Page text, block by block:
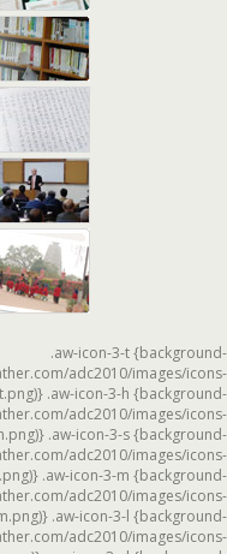
.aw-icon-3-t {background-
adc2010/images/icons-
.aw-icon-3-h {background-
adc2010/images/icons-
.aw-icon-3-s {background-
adc2010/images/icons-
.aw-icon-3-m {background-
adc2010/images/icons-
.aw-icon-3-l {background-
adc2010/images/icons-